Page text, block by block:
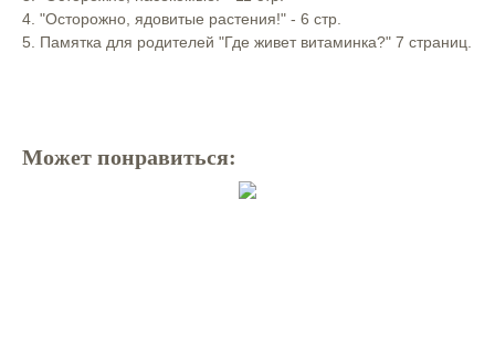
4. "Осторожно, ядовитые растения!" - 6 стр.⠀
5. Памятка для родителей "Где живет витаминка?" 7 страниц.
Может понравиться: